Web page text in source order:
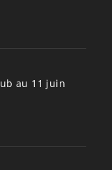
au 11 juin